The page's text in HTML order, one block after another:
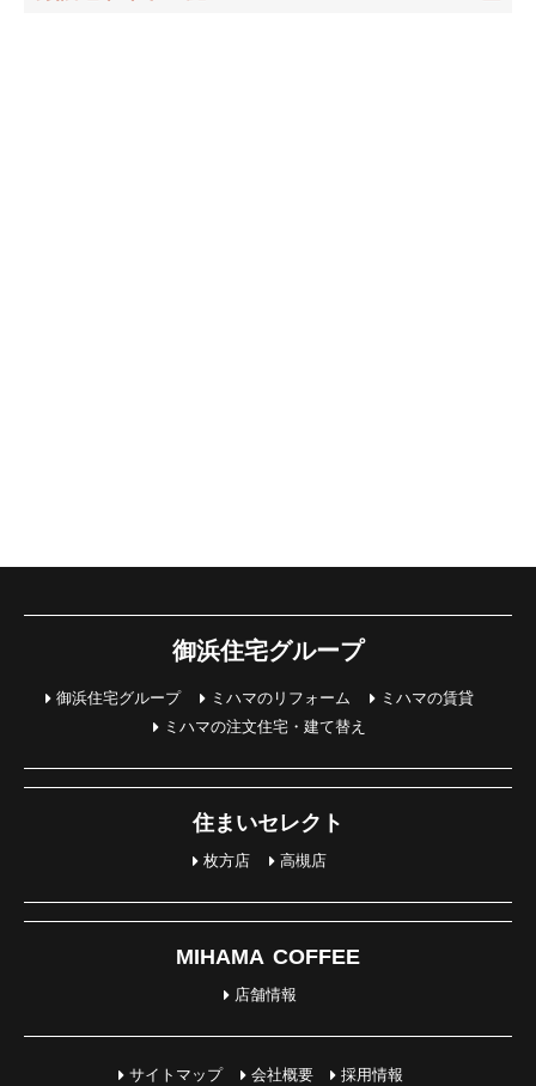
御浜住宅グループ
御浜住宅グループ ミハマのリフォーム
ミハマの賃貸
ミハマの注文住宅・建て替え
住まいセレクト
枚方店 高槻店
MIHAMA COFFEE
店舗情報
サイトマップ 会社概要 採用情報